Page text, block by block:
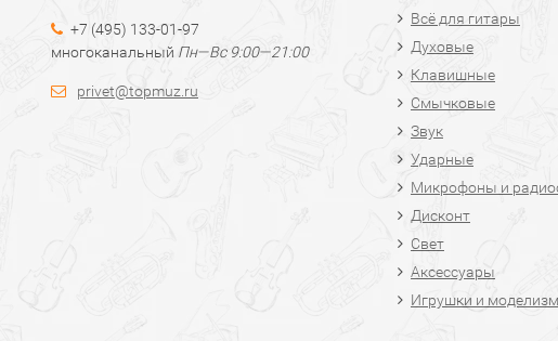
+7 (495) 133-01-97
многоканальный Пн—Вс 9:00—21:00
privet@topmuz.ru
Всё для гитары
Духовые
Клавишные
Смычковые
Звук
Ударные
Микрофоны и
Дисконт
Свет
Аксессуары
Игрушки и моделизм